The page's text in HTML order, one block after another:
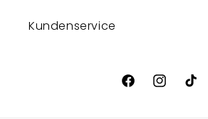
Kundenservice
FacebookInstagram
TikTok